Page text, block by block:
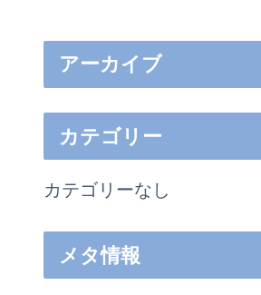
アーカイブ
カテゴリー
カテゴリーなし
メタ情報